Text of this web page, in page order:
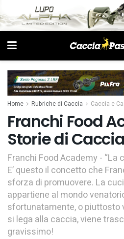
Home Rubriche di Caccia Caccia e
Franchi Food
Storie di
Franchi Food Academy - “La
E’ questo il concetto che
sforza di promuovere. La
appartiene al mondo
sfortunatamente, o piuttosto
si lega alla caccia, viene
gravissimo!